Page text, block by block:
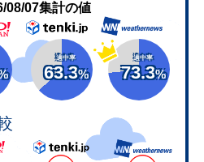
08/07集計の値
適中率
63.3%
適中率
73.3%